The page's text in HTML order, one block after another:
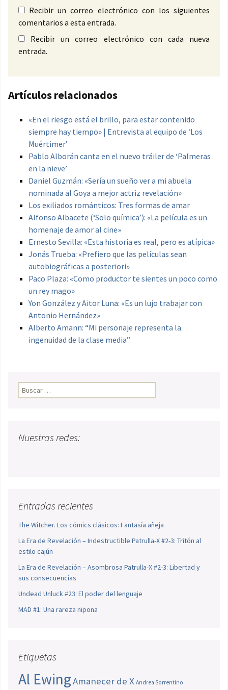
Recibir un correo electrónico con los siguientes
comentarios a esta entrada.
Recibir un correo electrónico con cada nueva
entrada.
Artículos relacionados
«En el riesgo está el brillo, para estar contenido
siempre hay tiempo» | Entrevista al equipo de ‘Los
Muértimer’
Pablo Alborán canta en el nuevo tráiler de ‘Palmeras
en la nieve’
Daniel Guzmán: «Sería un sueño ver a mi abuela
nominada al Goya a mejor actriz revelación»
Los exiliados románticos: Tres formas de amar
Alfonso Albacete (‘Solo química’): «La película es un
homenaje de amor al cine»
Ernesto Sevilla: «Esta historia es real, pero es atípica»
Jonás Trueba: «Prefiero que las películas sean
autobiográficas a posteriori»
Paco Plaza: «Como productor te sientes un poco como
un rey mago»
Yon González y Aitor Luna: «Es un lujo trabajar con
Antonio Hernández»
Alberto Amann: “Mi personaje representa la
ingenuidad de la clase media”
Buscar:
Nuestras redes:
Entradas recientes
The Witcher. Los cómics clásicos: Fantasía añeja
La Era de Revelación – Indestructible Patrulla-X #2-3: Tritón al
estilo cajún
La Era de Revelación – Asombrosa Patrulla-X #2-3: Libertad y
sus consecuencias
Undead Unluck #23: El poder del lenguaje
MAD #1: Una rareza nipona
Etiquetas
Al EwingAmanecer de X Andrea Sorrentino